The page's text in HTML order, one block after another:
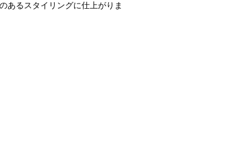
あるスタイリングに仕上がりま